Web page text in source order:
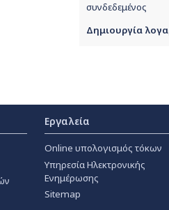
συνδεδεμένος
Δημιουργία
Εργαλεία
Online υπολογισμός τόκων
Υπηρεσία Ηλεκτρονικής
Ενημέρωσης
Sitemap